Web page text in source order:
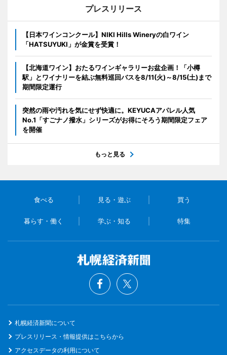
プレスリリース
【日本ワインコンクール】NIKI Hills Wineryの白ワイン
「HATSUYUKI」が金賞を受賞！
【北海道ワイン】おたるワインギャラリーお盆企画！「小樽
駅」とワイナリーを結ぶ無料巡回バスを8/11(火)～8/15(土)まで
期間限定運行
突然の雨や汚れを気にせず快適に。KEYUCAアパレル人気
No.1「すごナノ撥水」シリーズがお得にそろう期間限定フェア
を開催
もっと見る
食べる 見る・遊ぶ 買う
暮らす・働く 学ぶ・知る 特集
札幌経済新聞について
プレスリリース・情報提供はこちらから
アクセスデータの利用について